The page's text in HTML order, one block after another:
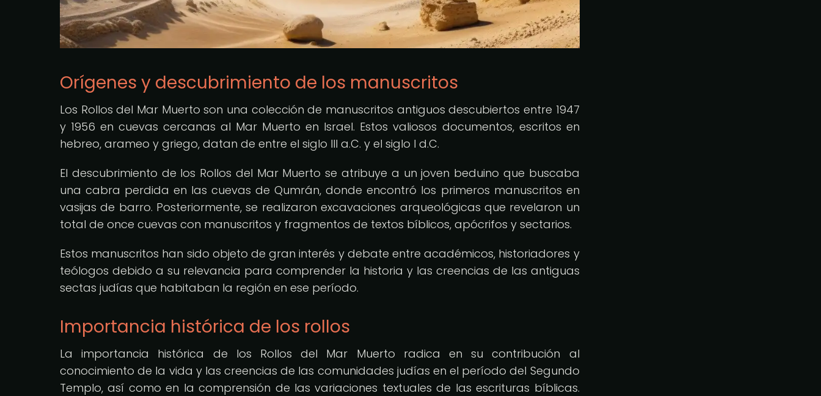
Orígenes y descubrimiento de los manuscritos
Los Rollos del Mar Muerto son una colección de manuscritos antiguos descubiertos entre 1947
y 1956 en cuevas cercanas al Mar Muerto en Israel. Estos valiosos documentos, escritos en
hebreo, arameo y griego, datan de entre el siglo III a.C. y el siglo I d.C.
El descubrimiento de los Rollos del Mar Muerto se atribuye a un joven beduino que buscaba
una cabra perdida en las cuevas de Qumrán, donde encontró los primeros manuscritos en
vasijas de barro. Posteriormente, se realizaron excavaciones arqueológicas que revelaron un
total de once cuevas con manuscritos y fragmentos de textos bíblicos, apócrifos y sectarios.
Estos manuscritos han sido objeto de gran interés y debate entre académicos, historiadores y
teólogos debido a su relevancia para comprender la historia y las creencias de las antiguas
sectas judías que habitaban la región en ese período.
Importancia histórica de los rollos
La importancia histórica de los Rollos del Mar Muerto radica en su contribución al
conocimiento de la vida y las creencias de las comunidades judías en el período del Segundo
Templo, así como en la comprensión de las variaciones textuales de las escrituras bíblicas.